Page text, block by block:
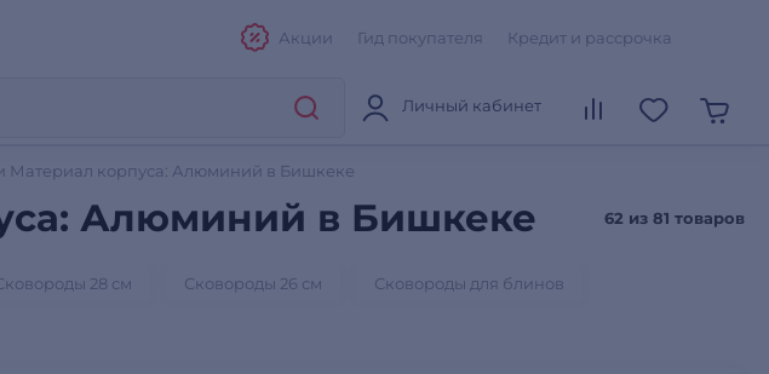
Акции Гид покупателя Кредит и рассрочка
Личный кабинет
Материал корпуса: Алюминий в Бишкеке
Алюминий в Бишкеке 62 из 81 товаров
28 см Сковороды 26 см Сковороды для блинов